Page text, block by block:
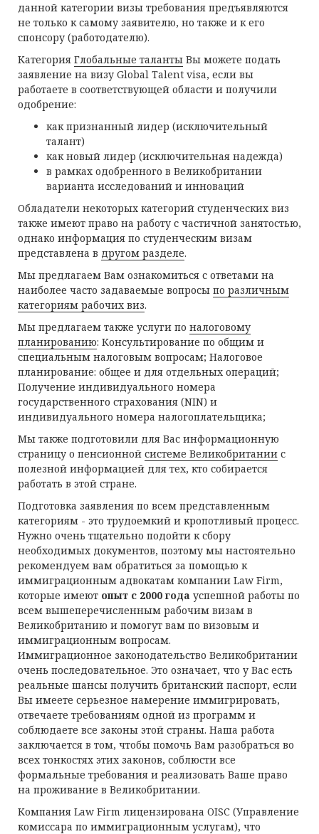
данной категории визы требования предъявляются
не только к самому заявителю, но также и к его
спонсору (работодателю).
Категория Глобальные таланты Вы можете подать
заявление на визу Global Talent visa, если вы
работаете в соответствующей области и получили
одобрение:
как признанный лидер (исключительный
талант)
как новый лидер (исключительная надежда)
в рамках одобренного в Великобритании
варианта исследований и инноваций
Обладатели некоторых категорий студенческих виз
также имеют право на работу с частичной занятостью,
однако информация по студенческим визам
представлена в другом разделе.
Мы предлагаем Вам ознакомиться с ответами на
наиболее часто задаваемые вопросы по различным
категориям рабочих виз.
Мы предлагаем также услуги по налоговому
планированию: Консультирование по общим и
специальным налоговым вопросам; Налоговое
планирование: общее и для отдельных операций;
Получение индивидуального номера
государственного страхования (NIN) и
индивидуального номера налогоплательщика;
Мы также подготовили для Вас информационную
страницу о пенсионной системе Великобритании с
полезной информацией для тех, кто собирается
работать в этой стране.
Подготовка заявления по всем представленным
категориям - это трудоемкий и кропотливый процесс.
Нужно очень тщательно подойти к сбору
необходимых документов, поэтому мы настоятельно
рекомендуем вам обратиться за помощью к
иммиграционным адвокатам компании Law Firm,
которые имеют опыт с 2000 года успешной работы по
всем вышеперечисленным рабочим визам в
Великобританию и помогут вам по визовым и
иммиграционным вопросам.
Иммиграционное законодательство Великобритании
очень последовательное. Это означает, что у Вас есть
реальные шансы получить британский паспорт, если
Вы имеете серьезное намерение иммигрировать,
отвечаете требованиям одной из программ и
соблюдаете все законы этой страны. Наша работа
заключается в том, чтобы помочь Вам разобраться во
всех тонкостях этих законов, соблюсти все
формальные требования и реализовать Ваше право
на проживание в Великобритании.
Компания Law Firm лицензирована OISC (Управление
комиссара по иммиграционным услугам), что